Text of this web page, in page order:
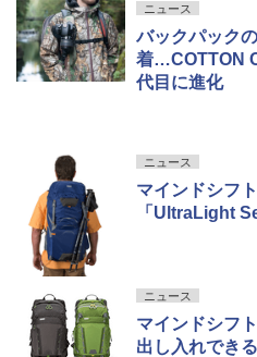
ニュース
バックパック
着…COTTON
代目に進化
ニュース
マインドシフ
「UltraLight
ニュース
マインドシフ
出し入れでき